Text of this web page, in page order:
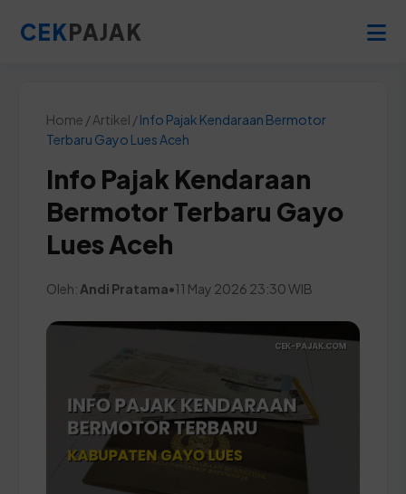
CEKPAJAK
Home / Artikel /Info Pajak Kendaraan Bermotor
Terbaru Gayo Lues Aceh
Info Pajak Kendaraan
Bermotor Terbaru Gayo
Lues Aceh
Oleh: Andi Pratama•11 May 2026 23:30 WIB